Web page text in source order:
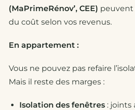
(MaPrimeRénov’, CEE) peuvent
du coût selon vos revenus.
En appartement :
Vous ne pouvez pas refaire
Mais il reste des marges :
Isolation des fenêtres : joints